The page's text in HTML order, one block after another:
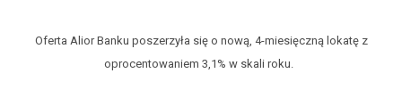
Oferta Alior Banku poszerzyła się o nową, 4-miesięczną lokatę z
oprocentowaniem 3,1% w skali roku.